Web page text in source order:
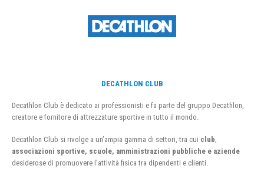
DECATHLON CLUB
Decathlon Club è dedicato ai professionisti e fa parte del gruppo Decathlon,
creatore e fornitore di attrezzature sportive in tutto il mondo.
Decathlon Club si rivolge a un’ampia gamma di settori, tra cui club
associazioni sportive, scuole, amministrazioni pubbliche e aziende
desiderose di promuovere l’attività fisica tra dipendenti e clienti.